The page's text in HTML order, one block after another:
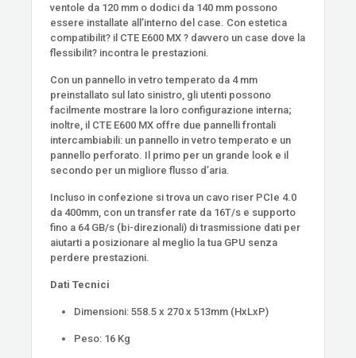
ventole da 120 mm o dodici da 140 mm possono
essere installate all’interno del case. Con estetica
compatibilit? il CTE E600 MX ? davvero un case dove la
flessibilit? incontra le prestazioni.
Con un pannello in vetro temperato da 4 mm
preinstallato sul lato sinistro, gli utenti possono
facilmente mostrare la loro configurazione interna;
inoltre, il CTE E600 MX offre due pannelli frontali
intercambiabili: un pannello in vetro temperato e un
pannello perforato. Il primo per un grande look e il
secondo per un migliore flusso d’aria.
Incluso in confezione si trova un cavo riser PCIe 4.0
da 400mm, con un transfer rate da 16T/s e supporto
fino a 64 GB/s (bi-direzionali) di trasmissione dati per
aiutarti a posizionare al meglio la tua GPU senza
perdere prestazioni.
Dati Tecnici
Dimensioni: 558.5 x 270 x 513mm (HxLxP)
Peso: 16 Kg